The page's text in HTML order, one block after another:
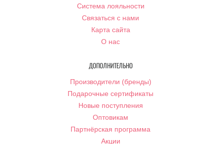
Система лояльности
Связаться с нами
Карта сайта
О нас
ДОПОЛНИТЕЛЬНО
Производители (бренды)
Подарочные сертификаты
Новые поступления
Оптовикам
Партнёрская программа
Акции